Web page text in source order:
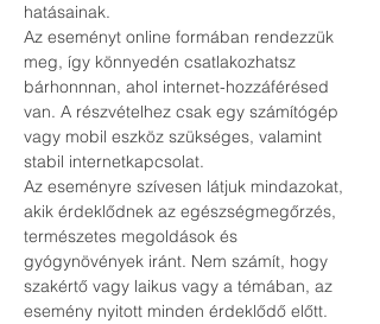
hatásainak.
Az eseményt online formában rendezzük
meg, így könnyedén csatlakozhatsz
bárhonnnan, ahol internet-hozzáférésed
van. A részvételhez csak egy számítógép
vagy mobil eszköz szükséges, valamint
stabil internetkapcsolat.
Az eseményre szívesen látjuk mindazokat,
akik érdeklődnek az egészségmegőrzés,
természetes megoldások és
gyógynövények iránt. Nem számít, hogy
szakértő vagy laikus vagy a témában, az
esemény nyitott minden érdeklődő előtt.